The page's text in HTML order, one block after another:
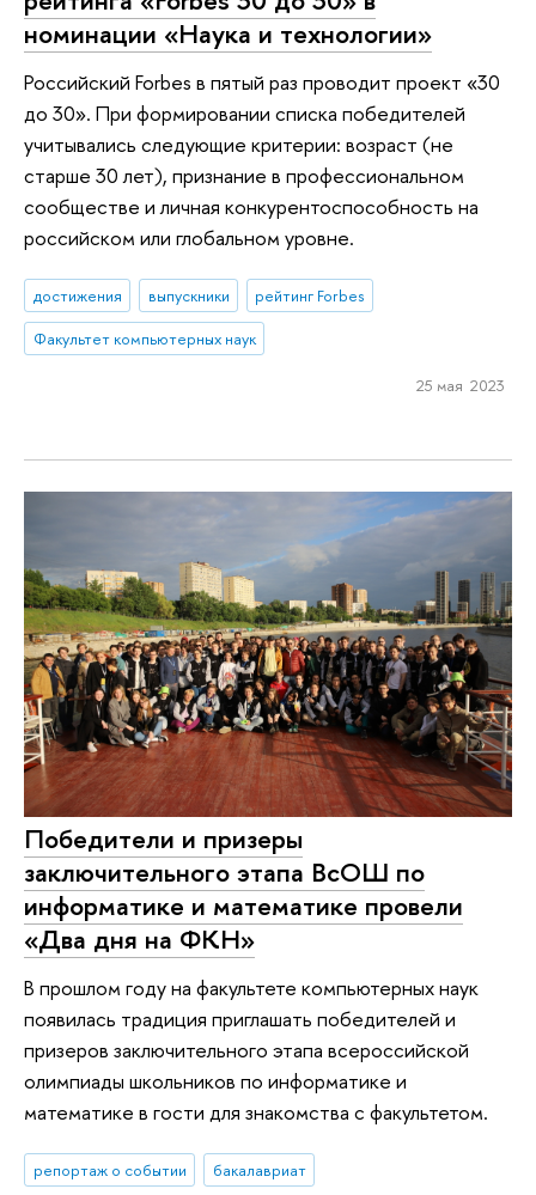
номинации «Наука и технологии»
Российский Forbes в пятый раз проводит проект «30
до 30». При формировании списка победителей
учитывались следующие критерии: возраст (не
старше 30 лет), признание в профессиональном
сообществе и личная конкурентоспособность на
российском или глобальном уровне.
достижения выпускники
рейтинг Forbes
Факультет компьютерных наук
25 мая 2023
Победители и призеры
заключительного этапа ВсОШ по
информатике и математике провели
«Два дня на ФКН»
В прошлом году на факультете компьютерных наук
появилась традиция приглашать победителей и
призеров заключительного этапа всероссийской
олимпиады школьников по информатике и
математике в гости для знакомства с факультетом.
репортаж о событии
бакалавриат